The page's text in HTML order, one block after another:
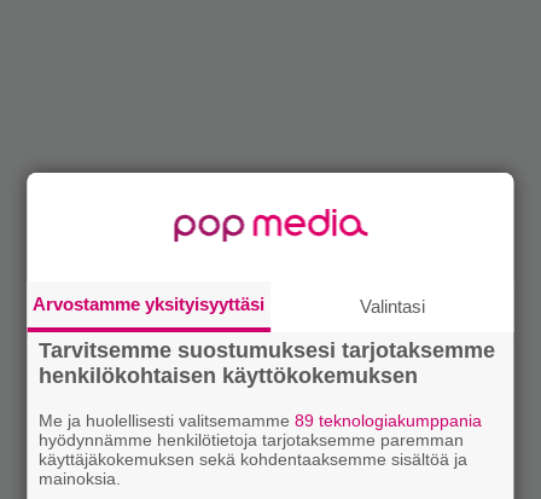
Arvostamme yksityisyyttäsi Valintasi
Tarvitsemme suostumuksesi tarjotaksemme
henkilökohtaisen käyttökokemuksen
Me ja huolellisesti valitsemamme89 teknologiakumppania
hyödynnämme henkilötietoja tarjotaksemme paremman
käyttäjäkokemuksen sekä kohdentaaksemme sisältöä ja
mainoksia.